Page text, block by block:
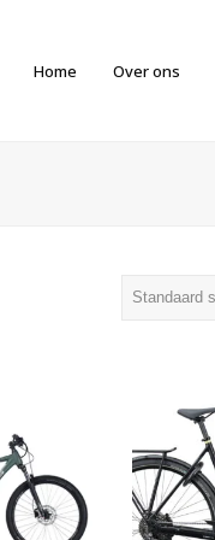
Home Over ons